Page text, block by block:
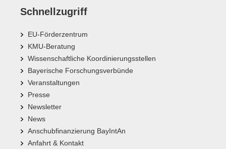
Schnellzugriff
EU-Förderzentrum
KMU-Beratung
Wissenschaftliche Koordinierungsstellen
Bayerische Forschungsverbünde
Veranstaltungen
Presse
Newsletter
News
Anschubfinanzierung BayIntAn
Anfahrt & Kontakt